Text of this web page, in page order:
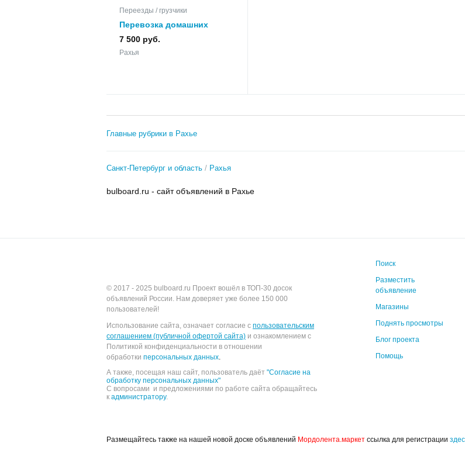
Переезды / грузчики
Перевозка домашних
вещей жд контейнером
Рахья
7 500 руб.
Рахья
Главные рубрики в Рахье
Санкт-Петербург и область Рахья
bulboard.ru - сайт объявлений в Рахье
© 2017 - 2025 bulboard.ru Проект вошёл в ТОП-30 досок
объявлений России. Нам доверяет уже более 150 000
пользователей!
Использование сайта, означает согласие с пользовательским
соглашением (публичной офертой сайта) и ознакомлением с
Политикой конфиденциальности в отношении
обработки персональных данных.
А также, посещая наш сайт, пользователь даёт "Согласие на
обработку персональных данных"
С вопросами и предложениями по работе сайта обращайтесь
к администратору.
Поиск
Разместить
объявление
Магазины
Поднять просмотры
Блог проекта
Помощь
Размещайтесь также на нашей новой доске объявлений Мордолента.маркет ссылка для регистрации